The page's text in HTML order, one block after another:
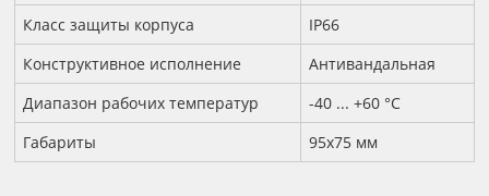
Класс защиты корпуса
IP66
Конструктивное исполнение
Антивандальная
Диапазон рабочих температур
-40 ... +60 °С
Габариты
95х75 мм